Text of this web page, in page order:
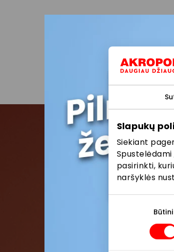
Slapukų
Siekiant
Spustelėdami
pasirinkti,
naršyklės
Būtini